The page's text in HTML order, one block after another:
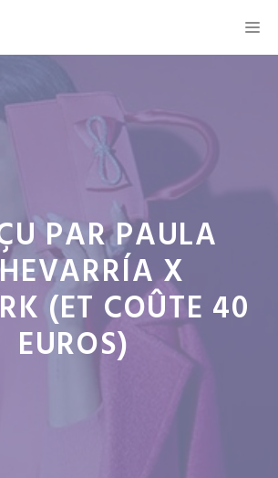
PAR PAULA
X
(ET COÛTE 40
EUROS)